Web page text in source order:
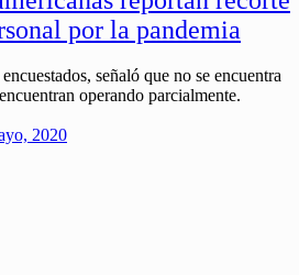
por la pandemia
señaló que no se encuentra
operando parcialmente.
2020